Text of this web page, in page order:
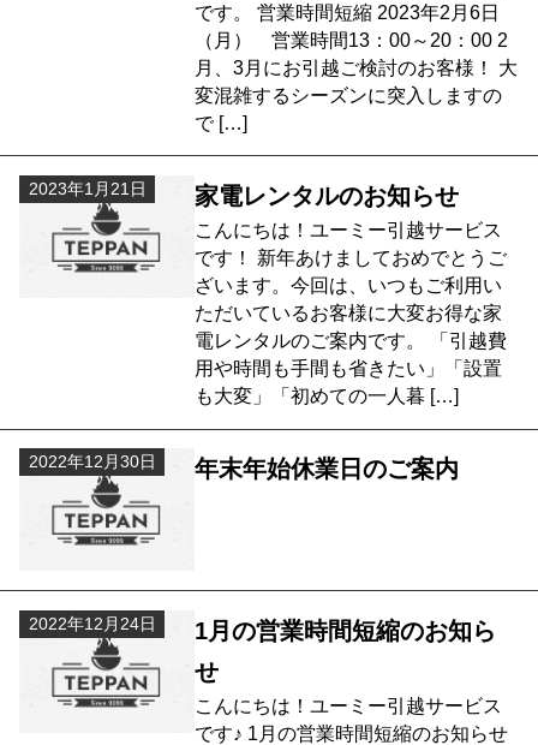
です。 営業時間短縮 2023年2月6日
（月） 営業時間13：00～20：00 2
月、3月にお引越ご検討のお客様！ 大
変混雑するシーズンに突入しますの
で […]
2023年1月21日 家電レンタルのお知らせ
こんにちは！ユーミー引越サービス
です！ 新年あけましておめでとうご
ざいます。今回は、いつもご利用い
ただいているお客様に大変お得な家
電レンタルのご案内です。 「引越費
用や時間も手間も省きたい」「設置
も大変」「初めての一人暮 […]
2022年12月30日 年末年始休業日のご案内
2022年12月24日
1月の営業時間短縮のお知ら
せ
こんにちは！ユーミー引越サービス
です♪ 1月の営業時間短縮のお知らせ